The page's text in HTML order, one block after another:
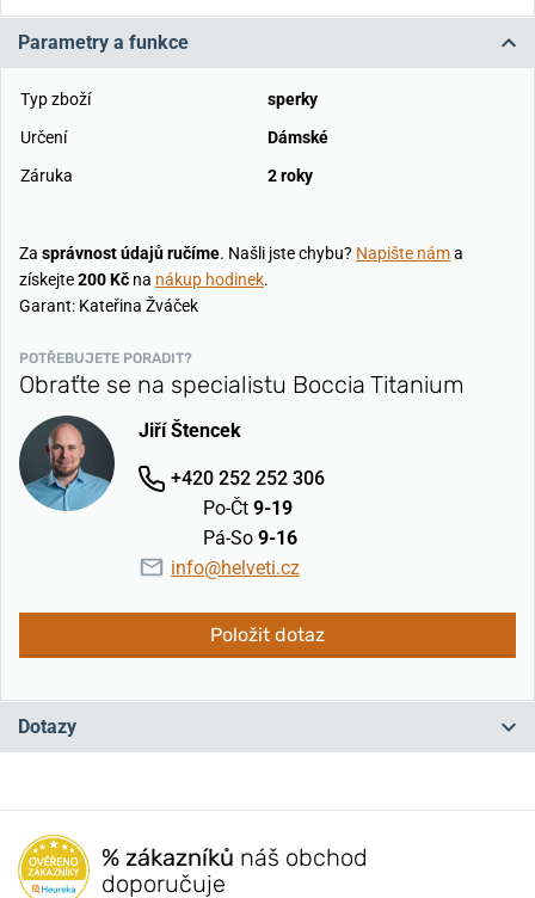
Parametry a funkce
Typ zboží
sperky
Určení
Dámské
Záruka
2 roky
Za správnost údajů ručíme. Našli jste chybu? Napište náma
získejte200 Kč na nákup hodinek.
Garant: Kateřina Žváček
POTŘEBUJETE PORADIT?
Obraťte se na specialistu Boccia Titanium
Jiří Štencek
+420 252 252 306
Po-Čt 9-19
Pá-So 9-16
info@helveti.cz
Položit dotaz
Dotazy
Máte otázku? Zanechte nám komentář
Přidat dotaz
% zákazníků náš obchod
doporučuje